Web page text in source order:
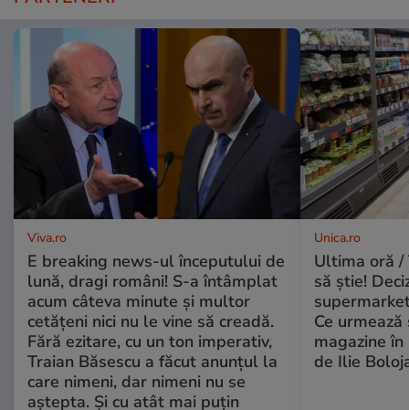
Viva.ro
E breaking news-ul începutului de
lună, dragi români! S-a întâmplat
acum câteva minute și multor
cetățeni nici nu le vine să creadă.
Fără ezitare, cu un ton imperativ,
Traian Băsescu a făcut anunțul la
care nimeni, dar nimeni nu se
aștepta. Și cu atât mai puțin
Unica.ro
Ultima oră /
să știe!
Ce
magazine
de Ilie